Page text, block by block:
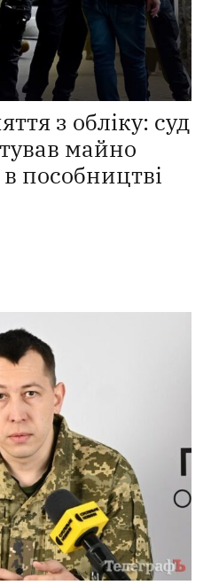
з обліку: суд
майно
пособництві